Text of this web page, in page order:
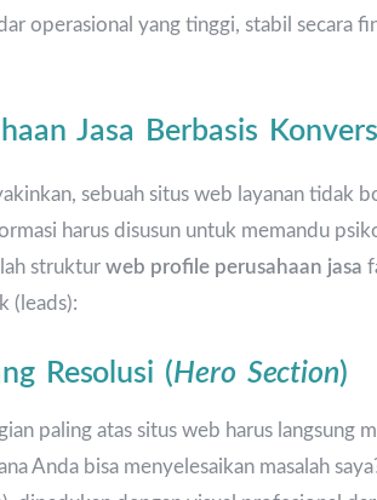
operasional yang tinggi, stabil secara
Jasa Berbasis
sebuah situs web layanan tidak
harus disusun untuk memandu
struktur web profile perusahaan jasa
(leads):
Resolusi (Hero Section)
paling atas situs web harus langsung
Anda bisa menyelesaikan masalah